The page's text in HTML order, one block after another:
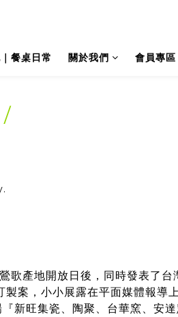
餐桌日常 關於我們 會員專區
/
產地開放日後，同時發表了台
案，小小展露在平面媒體報導
新旺集瓷、陶聚、台華窯、安